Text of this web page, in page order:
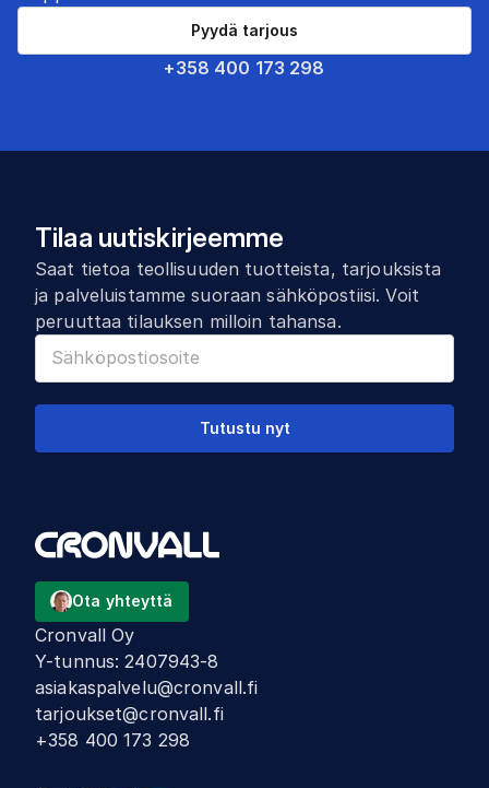
+358 400 173 298
Pyydä tarjous
Tilaa uutiskirjeemme
Saat tietoa teollisuuden tuotteista, tarjouksista
ja palveluistamme suoraan sähköpostiisi. Voit
peruuttaa tilauksen milloin tahansa.
Tutustu nyt
Ota yhteyttä
Cronvall Oy
Y-tunnus:2407943-8
asiakaspalvelu@cronvall.fi
tarjoukset@cronvall.fi
+358 400 173 298